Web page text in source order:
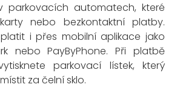
parkovacích automatech, které
nebo bezkontaktní platby.
i přes mobilní aplikace jako
nebo PayByPhone. Při platbě
parkovací lístek, který
za čelní sklo.